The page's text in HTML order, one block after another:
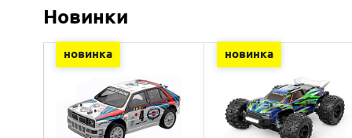
Новинки
новинка новинка